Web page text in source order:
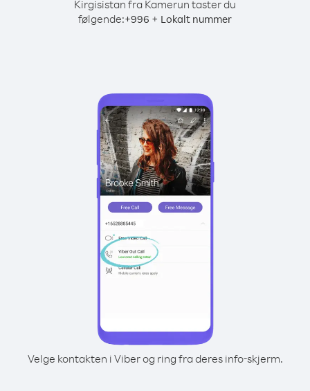
Kirgisistan fra Kamerun taster du
følgende:+996 + Lokalt nummer
Velge kontakten i Viber og ring fra deres info-skjerm.